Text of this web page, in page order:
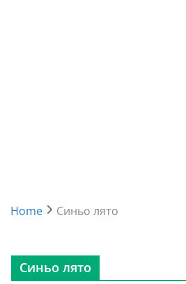
Home Синьо лято
Синьо лято